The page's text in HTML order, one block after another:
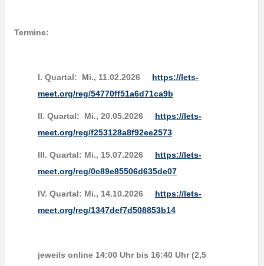
Termine:
I. Quartal: Mi., 11.02.2026 https://lets-
meet.org/reg/54770ff51a6d71ca9b
II. Quartal: Mi., 20.05.2026 https://lets-
meet.org/reg/f253128a8f92ee2573
III. Quartal: Mi., 15.07.2026 https://lets-
meet.org/reg/0c89e85506d635de07
IV. Quartal: Mi., 14.10.2026 https://lets-
meet.org/reg/1347def7d508853b14
jeweils online 14:00 Uhr bis 16:40 Uhr (2,5